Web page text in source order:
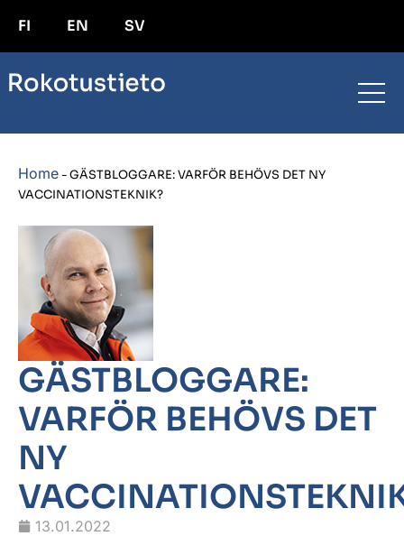
FI EN SV
Home-GÄSTBLOGGARE: VARFÖR BEHÖVS DET NY
VACCINATIONSTEKNIK?
GÄSTBLOGGARE:
VARFÖR BEHÖVS DET
NY
13.01.2022